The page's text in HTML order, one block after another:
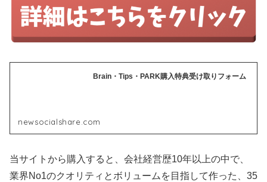
Brain・Tips・PARK購入特典受け取りフォーム
newsocialshare.com
当サイトから購入すると、会社経営歴10年以上の中で、
業界No1のクオリティとボリュームを目指して作った、35